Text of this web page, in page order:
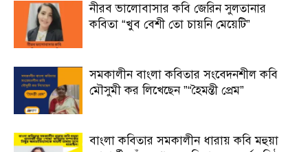
নীরব ভালোবাসার কবি জেরিন সুলতানার
কবিতা “খুব বেশী তো চায়নি মেয়েটি”
সমকালীন বাংলা কবিতার সংবেদনশীল কবি
মৌসুমী কর লিখেছেন ”“হৈমন্তী প্রেম”
বাংলা কবিতার সমকালীন ধারায় কবি মহুয়া